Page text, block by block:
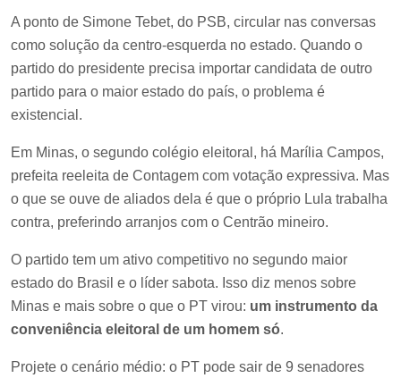
A ponto de Simone Tebet, do PSB, circular nas conversas
como solução da centro-esquerda no estado. Quando o
partido do presidente precisa importar candidata de outro
partido para o maior estado do país, o problema é
existencial.
Em Minas, o segundo colégio eleitoral, há Marília Campos,
prefeita reeleita de Contagem com votação expressiva. Mas
o que se ouve de aliados dela é que o próprio Lula trabalha
contra, preferindo arranjos com o Centrão mineiro.
O partido tem um ativo competitivo no segundo maior
estado do Brasil e o líder sabota. Isso diz menos sobre
Minas e mais sobre o que o PT virou: um instrumento da
conveniência eleitoral de um homem só.
Projete o cenário médio: o PT pode sair de 9 senadores